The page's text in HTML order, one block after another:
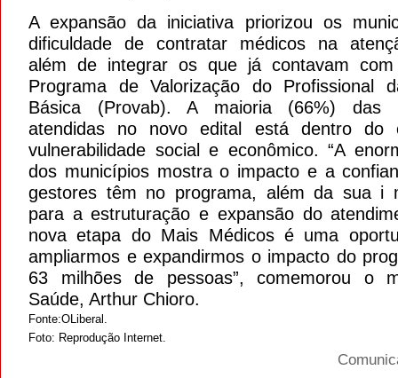
A expansão da iniciativa priorizou os
dificuldade de contratar médicos na
além de integrar os que já contavam
Programa de Valorização do Profissional
Básica (Provab). A maioria (66%) das
atendidas no novo edital está dentro do
vulnerabilidade social e econômico. “A
dos municípios mostra o impacto e a
gestores têm no programa, além da sua i
para a estruturação e expansão do
nova etapa do Mais Médicos é uma
ampliarmos e expandirmos o impacto do
63 milhões de pessoas”, comemorou o
Saúde, Arthur Chioro.
Fonte:OLiberal.
Foto: Reprodução Internet.